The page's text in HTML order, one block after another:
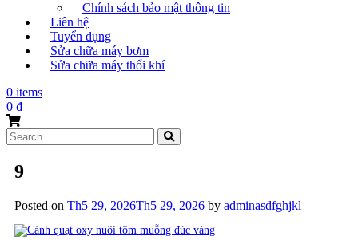
Chính sách bảo mật thông tin
Liên hệ
Tuyển dụng
Sửa chữa máy bơm
Sửa chữa máy thổi khí
0 items
0 ₫
Search
for:
9
Posted on Th5 29, 2026Th5 29, 2026 by adminasdfghjkl